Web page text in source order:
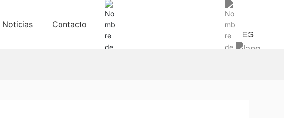
Noticias Contacto
ES